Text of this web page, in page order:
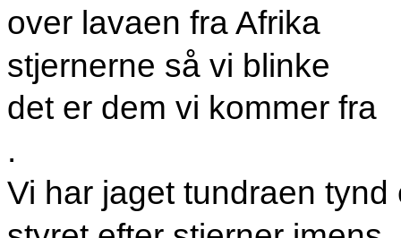
over lavaen fra Afrika
stjernerne så vi blinke
det er dem vi kommer fra
.
Vi har jaget tundraen tynd